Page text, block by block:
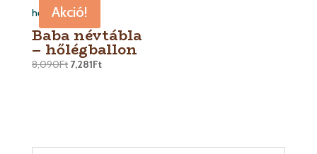
Akció!
Baba névtábla
– hőlégballon
8,090Ft 7,281Ft